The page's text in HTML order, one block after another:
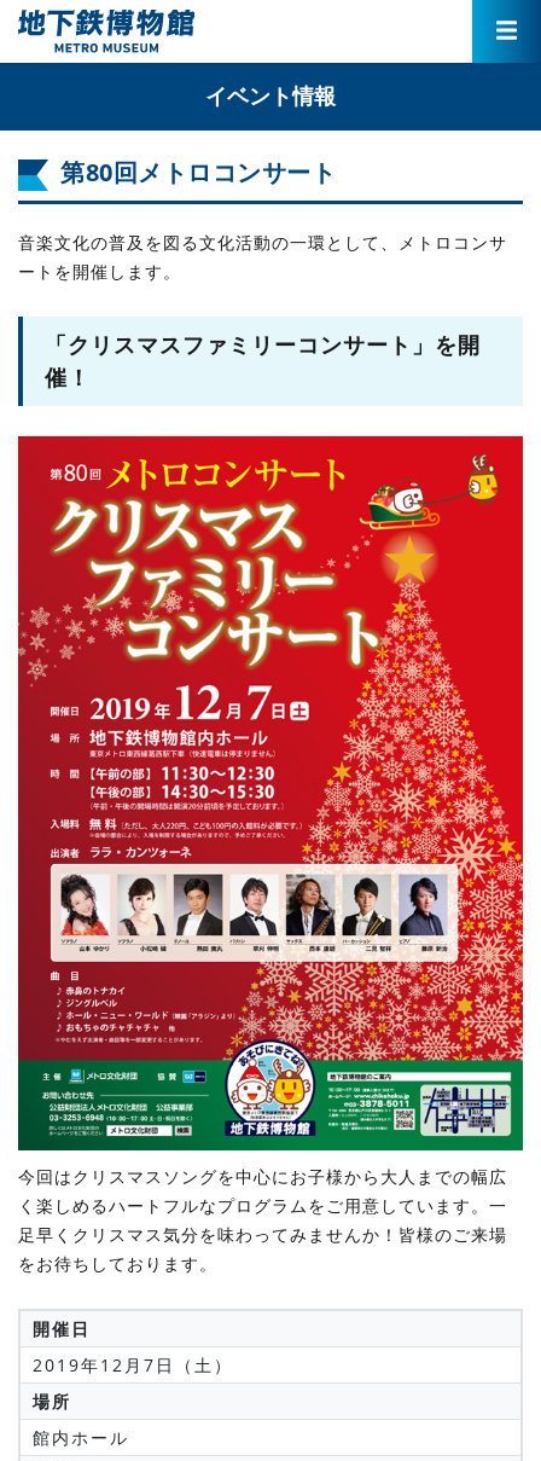
イベント情報
第80回メトロコンサート
音楽文化の普及を図る文化活動の一環として、メトロコンサ
ートを開催します。
「クリスマスファミリーコンサート」を開
催！
今回はクリスマスソングを中心にお子様から大人までの幅広
く楽しめるハートフルなプログラムをご用意しています。一
足早くクリスマス気分を味わってみませんか！皆様のご来場
をお待ちしております。
開催日
2019年12月7日（土）
場所
館内ホール